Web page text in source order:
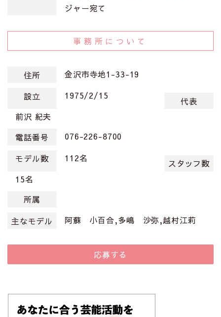
ジャー宛て
事務所について
住所 金沢市寺地1-33-19
設立 1975/2/15
代表
前沢 紀夫
電話番号
076-226-8700
モデル数 112名
スタッフ数
15名
所属
主なモデル
阿蘇 小百合,多嶋 沙弥,越村江莉
応募する